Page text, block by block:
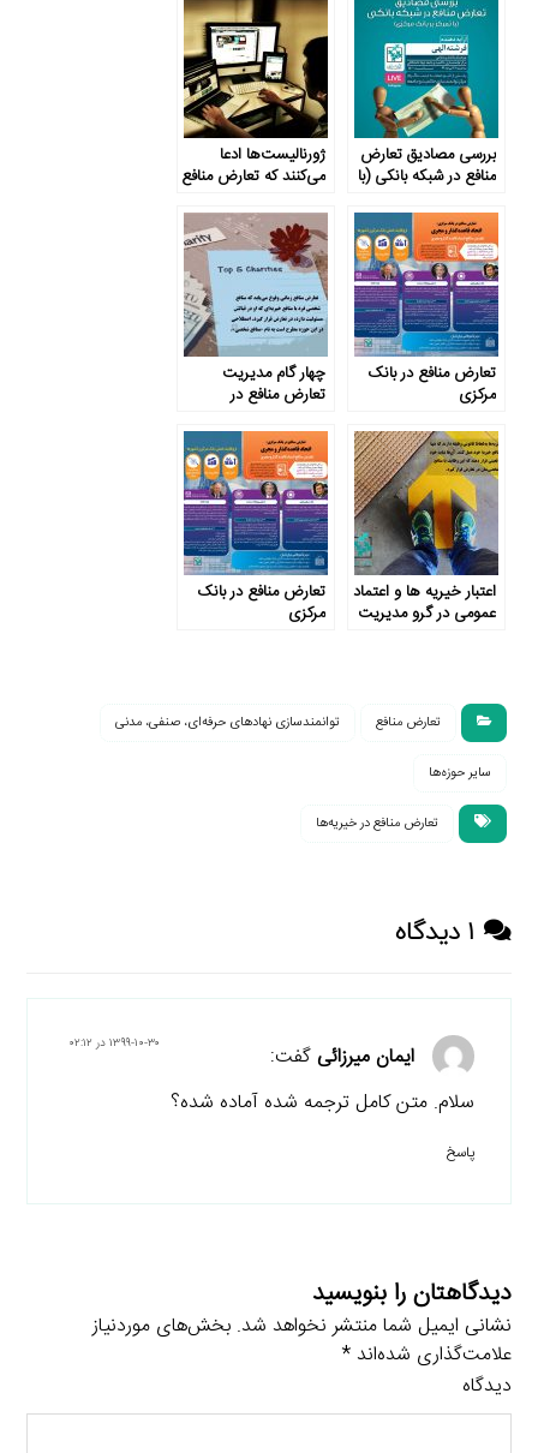
بررسی مصادیق تعارض
منافع در شبکه بانکی (با
ژورنالیست‌ها ادعا
می‌کنند که تعارض منافع
…
تعارض منافع در بانک
مرکزی
چهار گام مدیریت
تعارض منافع در
اعتبار خیریه‌ ها و اعتماد
عمومی در گرو مدیریت
تعارض منافع در بانک
مرکزی
تعارض منافع توانمندسازی نهادهای حرفه‌ای، صنفی، مدنی
سایر حوزه‌ها
تعارض منافع در خیریه‌ها
۱ دیدگاه
ایمان میرزائی گفت: ۱۳۹۹-۱۰-۳۰ در ۰۲:۱۲
سلام. متن کامل ترجمه شده آماده شده؟
پاسخ
دیدگاهتان را بنویسید
نشانی ایمیل شما منتشر نخواهد شد. بخش‌های موردنیاز
علامت‌گذاری شده‌اند*
دیدگاه